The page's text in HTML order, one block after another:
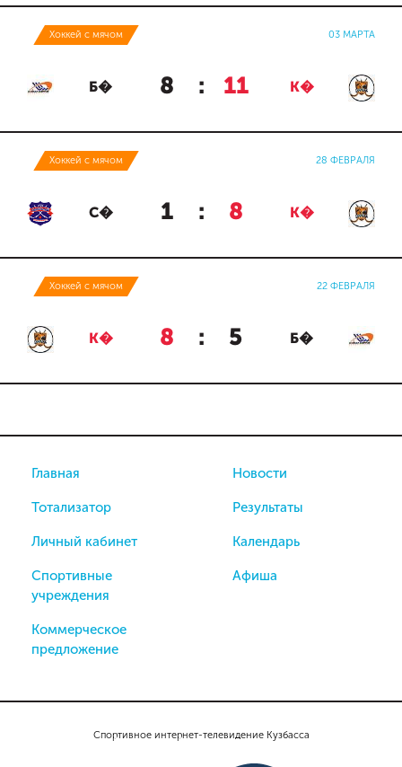
Хоккей с мячом 03 МАРТА
Б� 8 : 11 К�
Хоккей с мячом 28 ФЕВРАЛЯ
С� 1 : 8 К�
Хоккей с мячом 22 ФЕВРАЛЯ
К� 8 : 5 Б�
Спортивное интернет-телевидение Кузбасса
Главная
Тотализатор
Личный кабинет
Спортивные
учреждения
Коммерческое
предложение
Новости
Результаты
Календарь
Афиша